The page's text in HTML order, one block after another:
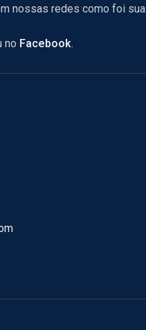
nossas redes como foi sua
no Facebook.